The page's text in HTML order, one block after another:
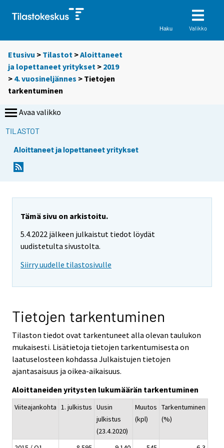
Haku Valikko
Etusivu > Tilastot >Aloittaneet
ja lopettaneet yritykset > 2019
> 4. vuosineljännes > Tietojen
tarkentuminen
Avaa valikko
TILASTOT
Aloittaneet ja lopettaneet yritykset
Tämä sivu on arkistoitu.
5.4.2022 jälkeen julkaistut tiedot löydät
uudistetulta sivustolta.
Siirry uudelle tilastosivulle
Tietojen tarkentuminen
Tilaston tiedot ovat tarkentuneet alla olevan taulukon
mukaisesti. Lisätietoja tietojen tarkentumisesta on
laatuselosteen kohdassa Julkaistujen tietojen
ajantasaisuus ja oikea-aikaisuus.
Aloittaneiden yritysten lukumäärän tarkentuminen
Viiteajankohta 1. julkistus Uusin
julkistus
(23.4.2020)
Muutos
(kpl)
Tarkentuminen
(%)